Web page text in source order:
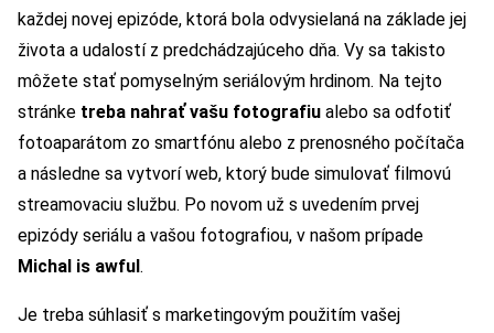
každej novej epizóde, ktorá bola odvysielaná na základe jej
života a udalostí z predchádzajúceho dňa. Vy sa takisto
môžete stať pomyselným seriálovým hrdinom. Na tejto
stránke treba nahrať vašu fotografiu alebo sa odfotiť
fotoaparátom zo smartfónu alebo z prenosného počítača
a následne sa vytvorí web, ktorý bude simulovať filmovú
streamovaciu službu. Po novom už s uvedením prvej
epizódy seriálu a vašou fotografiou, v našom prípade
Michal is awful.
Je treba súhlasiť s marketingovým použitím vašej